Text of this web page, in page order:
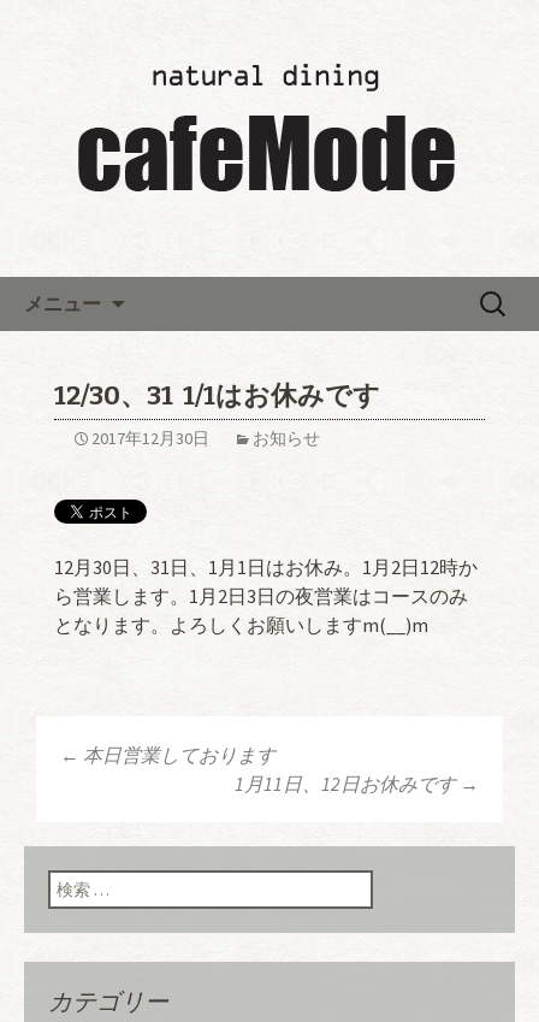
レストランウエディング「カ
フェモード～cafeMode～」か
らのお知らせ
メニュー
検
12/30、31 1/1はお休みです
2017年12月30日 お知らせ
12月30日、31日、1月1日はお休み。1月2日12時か
ら営業します。1月2日3日の夜営業はコースのみ
となります。よろしくお願いしますm(__)m
投稿ナビゲーショ
ン
← 本日営業しております
1月11日、12日お休みです →
検索:
カテゴリー